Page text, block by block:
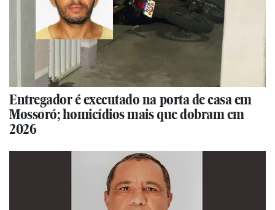
Entregador é executado na porta de casa em
Mossoró; homicídios mais que dobram em
2026